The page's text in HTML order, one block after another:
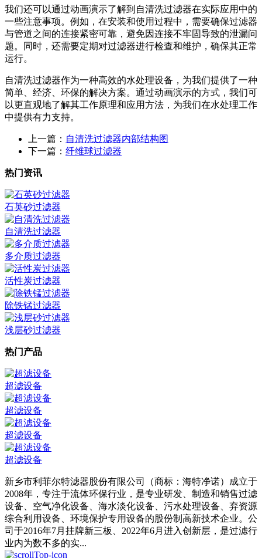
我们还可以通过动画演示了解到自清洗过滤器在实际应用中的
一些注意事项。例如，在安装和使用过程中，需要确保过滤器
与管道之间的连接紧密可靠，避免因连接不牢固导致的泄漏问
题。同时，还需要定期对过滤器进行检查和维护，确保其正常
运行。
自清洗过滤器作为一种高效的水处理设备，为我们提供了一种
简单、经济、环保的解决方案。通过动画演示的方式，我们可
以更直观地了解其工作原理和应用方法，为我们在水处理工作
中提供有力支持。
上一篇： 自清洗过滤器内部结构图
下一篇： 纤维球过滤器
热门资讯
石英砂过滤器
自清洗过滤器
多介质过滤器
活性炭过滤器
除铁锰过滤器
浅层砂过滤器
热门产品
超滤设备
超滤设备
超滤设备
超滤设备
新乡市利菲尔特滤器股份有限公司（商标：海特净诺）成立于
2008年，专注于流体环保行业，是专业研发、制造和销售过滤
设备、空气净化设备、海水淡化设备、污水处理设备、弃资源
综合利用设备、环境保护专用设备的股份制高新技术企业。公
司于2016年7月挂牌新三板、2022年6月进入创新层，是过滤行
业内为数不多的实...